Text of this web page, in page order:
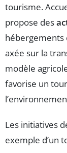
tourisme.
propose des
hébergements
axée sur la
modèle
favorise un
Les initiatives
exemple d’un